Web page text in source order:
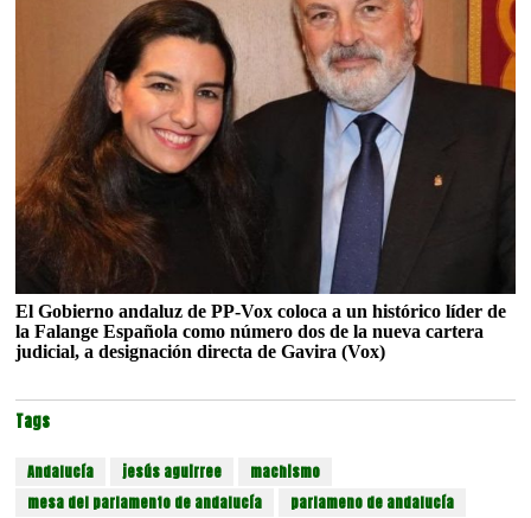
El Gobierno andaluz de PP-Vox coloca a un histórico líder de
la Falange Española como número dos de la nueva cartera
judicial, a designación directa de Gavira (Vox)
Tags
Andalucía jesús aguirree
machismo
mesa del parlamento de andalucía
parlameno de andalucía